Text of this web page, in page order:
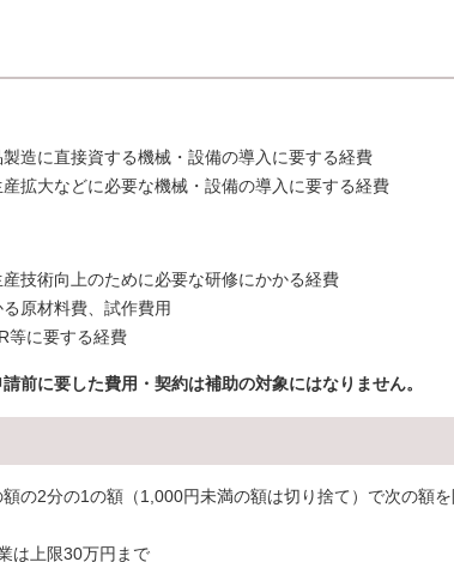
製造に直接資する機械・設備の導入に要する経費
産拡大などに必要な機械・設備の導入に要する経費
技術向上のために必要な研修にかかる経費
る原材料費、試作費用
等に要する経費
前に要した費用・契約は補助の対象にはなりません。
の2分の1の額（1,000円未満の額は切り捨て）で次の額を
は上限30万円まで